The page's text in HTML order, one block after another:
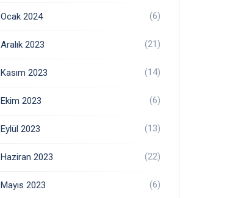
Ocak 2024 (6)
Aralık 2023 (21)
Kasım 2023 (14)
Ekim 2023 (6)
Eylül 2023 (13)
Haziran 2023 (22)
Mayıs 2023 (6)